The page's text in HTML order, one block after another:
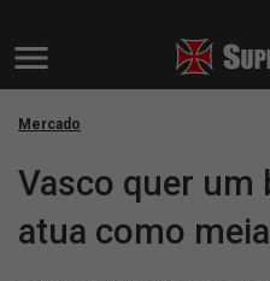
Mercado
Vasco quer um
atua como